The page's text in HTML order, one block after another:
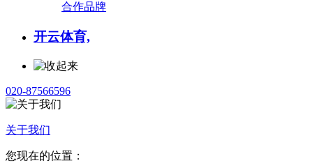
合作品牌
开云体育,
020-87566596
关于我们
您现在的位置：